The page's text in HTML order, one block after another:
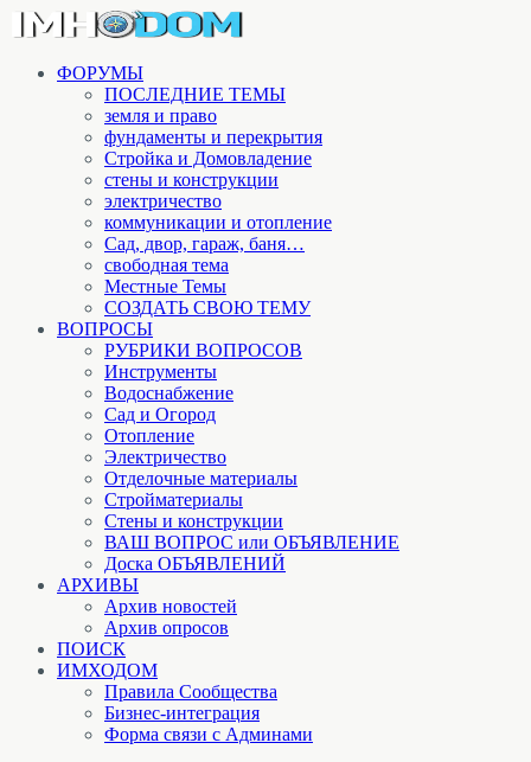
ФОРУМЫ
ПОСЛЕДНИЕ ТЕМЫ
земля и право
фундаменты и перекрытия
Стройка и Домовладение
стены и конструкции
электричество
коммуникации и отопление
Cад, двор, гараж, баня…
свободная тема
Местные Темы
СОЗДАТЬ СВОЮ ТЕМУ
ВОПРОСЫ
РУБРИКИ ВОПРОСОВ
Инструменты
Водоснабжение
Сад и Огород
Отопление
Электричество
Отделочные материалы
Стройматериалы
Стены и конструкции
ВАШ ВОПРОС или ОБЪЯВЛЕНИЕ
Доска ОБЪЯВЛЕНИЙ
АРХИВЫ
Архив новостей
Архив опросов
ПОИСК
ИМХОДОМ
Правила Сообщества
Бизнес-интеграция
Форма связи с Админами